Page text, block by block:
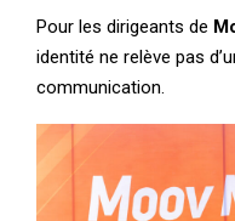
Pour les dirigeants de
identité ne relève pas
communication.